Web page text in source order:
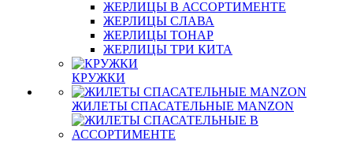
ЖЕРЛИЦЫ В АССОРТИМЕНТЕ
ЖЕРЛИЦЫ СЛАВА
ЖЕРЛИЦЫ ТОНАР
ЖЕРЛИЦЫ ТРИ КИТА
КРУЖКИ
ЖИЛЕТЫ СПАСАТЕЛЬНЫЕ MANZON